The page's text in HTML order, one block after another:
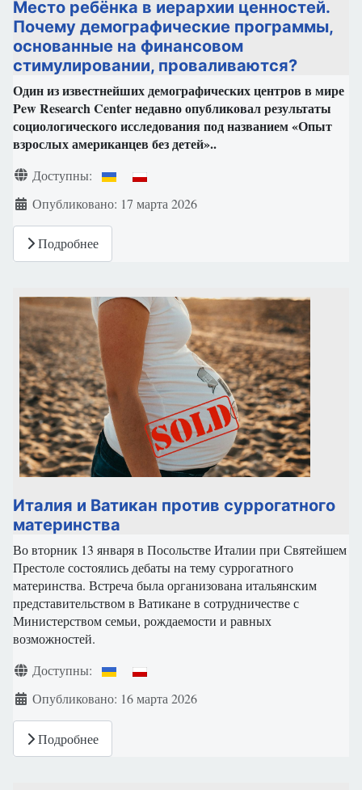
Место ребёнка в иерархии ценностей.
Почему демографические программы,
основанные на финансовом
стимулировании, проваливаются?
Один из известнейших демографических центров в мире
Pew Research Center недавно опубликовал результаты
социологического исследования под названием «Опыт
взрослых американцев без детей»..
Информация о материале
Доступны:
Опубликовано: 17 марта 2026
Подробнее
Италия и Ватикан против суррогатного
материнства
Во вторник 13 января в Посольстве Италии при Святейшем
Престоле состоялись дебаты на тему суррогатного
материнства. Встреча была организована итальянским
представительством в Ватикане в сотрудничестве с
Министерством семьи, рождаемости и равных
возможностей.
Информация о материале
Доступны:
Опубликовано: 16 марта 2026
Подробнее